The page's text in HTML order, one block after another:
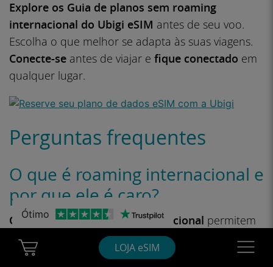
LOJA eSIM
Explore os Guia de planos sem roaming
internacional do Ubigi eSIM antes de seu voo.
Escolha o que melhor se adapta às suas viagens.
Conecte-se antes de viajar e fique conectado em
qualquer lugar.
Perguntas frequentes
O que é roaming internacional e
por que ele é caro?
Os serviços de roaming internacional permitem
que você use seu telefone no exterior. Em geral, é
caro, porque sua operadora doméstica
cobra
Ótimo